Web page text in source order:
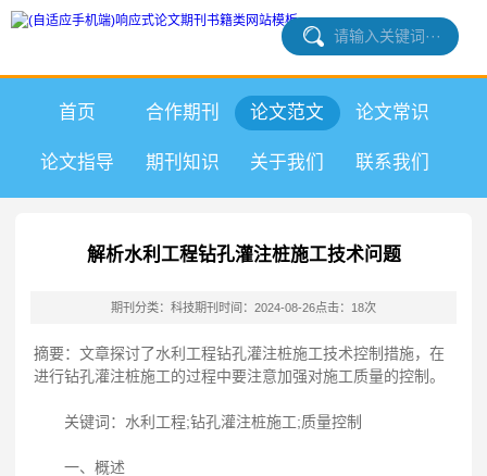
首页 合作期刊 论文范文 论文常识
论文指导 期刊知识 关于我们 联系我们
解析水利工程钻孔灌注桩施工技术问题
期刊分类：科技期刊 时间：2024-08-26点击：18次
摘要：文章探讨了水利工程钻孔灌注桩施工技术控制措施，在
进行钻孔灌注桩施工的过程中要注意加强对施工质量的控制。
关键词：水利工程;钻孔灌注桩施工;质量控制
一、概述